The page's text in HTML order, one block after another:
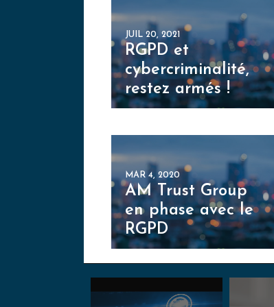
JUIL 20, 2021
RGPD et
cybercriminalité,
restez armés !
MAR 4, 2020
AM Trust Group
en phase avec le
RGPD